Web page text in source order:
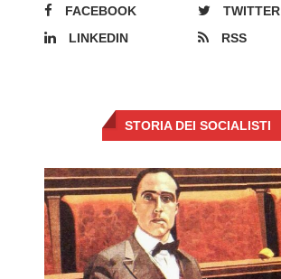
FACEBOOK
TWITTER
LINKEDIN
RSS
STORIA DEI SOCIALISTI